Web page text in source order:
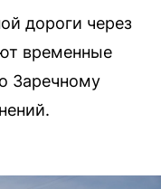
дороги через
временные
Заречному